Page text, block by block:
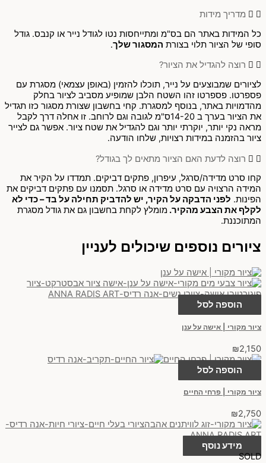
מדריך מידות
כל המידות באתר הם בס"מ ומתייחסות נטו לגודל נייר או קנבס. גודל
סופי של הציור תלוי בצורת המסגור שלך.
רוצה להגדיל את הציור?
לציורים שמבוצעים על נייר, תוכלו להזמין (באופן עצמאי) מסגרת עם
פספרטו. פספרטו זהו השטח הלבן שמופיע מסביב לציור בחלק
מהדמויות באתר, בנוסף למסגרת. קחי בחשבון שצורת מסגור כזו תגדיל
את הציור בערך ב 14-20ס"מ לגובה וגם לרוחב. זו אחלה דרך לקבל
מראה נקי יותר, יוקרתי יותר וגם להגדיל את שטח ציור. אפשר גם לצייר
ציור בהזמנה במידות רצויות, שלחו הודעה.
רוצה לדעת האם הציור מתאים לך בגודל?
קחו סרט מדידה/סרגל, עיפרון, פתקים דביקים. תמדדו על הקיר את
המידה הרצויה עם סרט מדידה או סרגל. תסמנו עם פתקים דביקים את
הפינות. לפני הדבקה על הקיר, יש להדביק תחילה על בד – כדי לא
לקלף את הצבע מהקיר. מומלץ לקחת בחשבון גם את גודל מסגרת
המתוכננת.
ציורים נוספים שיכולים לעניין
הוספה לסל
ציור מקורי | אישה על ענן
₪2,150
הוספה לסל
ציור מקורי | פרחי החיים
₪2,750
מידע נוסף
SOLD